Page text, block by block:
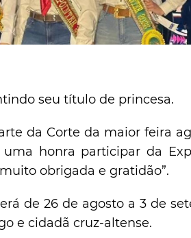
seu título de princesa.
da Corte da maior feira
uma honra participar da
obrigada e gratidão”.
de 26 de agosto a 3 de
e cidadã cruz-altense.